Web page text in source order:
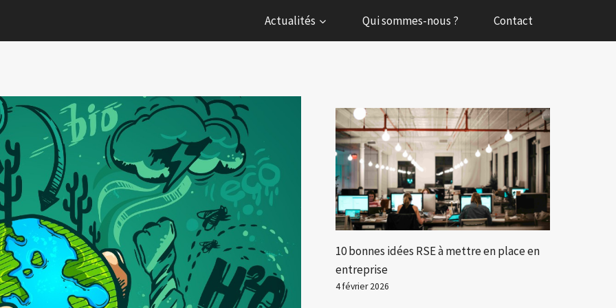
Actualités Qui sommes-nous ? Contact
10 bonnes idées RSE à mettre en place en
entreprise
4 février 2026